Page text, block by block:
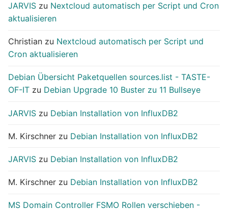
JARVIS zu Nextcloud automatisch per Script und Cron
aktualisieren
Christian zu Nextcloud automatisch per Script und
Cron aktualisieren
Debian Übersicht Paketquellen sources.list - TASTE-
OF-IT zu Debian Upgrade 10 Buster zu 11 Bullseye
JARVIS zu Debian Installation von InfluxDB2
M. Kirschner zu Debian Installation von InfluxDB2
JARVIS zu Debian Installation von InfluxDB2
M. Kirschner zu Debian Installation von InfluxDB2
MS Domain Controller FSMO Rollen verschieben -